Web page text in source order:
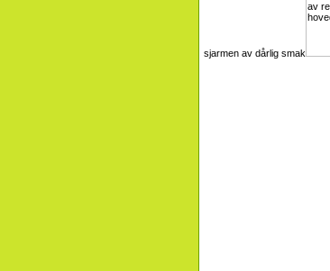
sjarmen av dårlig smak